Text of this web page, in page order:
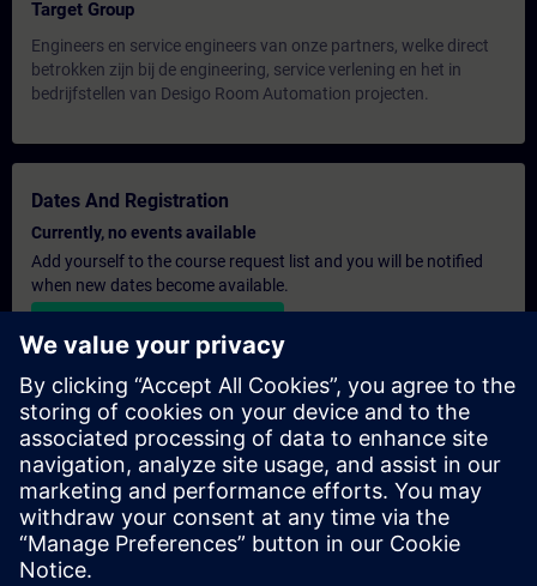
Target Group
Engineers en service engineers van onze partners, welke direct
betrokken zijn bij de engineering, service verlening en het in
bedrijfstellen van Desigo Room Automation projecten.
Dates And Registration
Currently, no events available
Add yourself to the course request list and you will be notified
when new dates become available.
Personalised Quotation
If you require a standard list price quotation for this training, for
example for your purchasing department, then please click the
link below. You first need to provide some personal details and
after this a quotation will be emailed to you.
Provide Quotation